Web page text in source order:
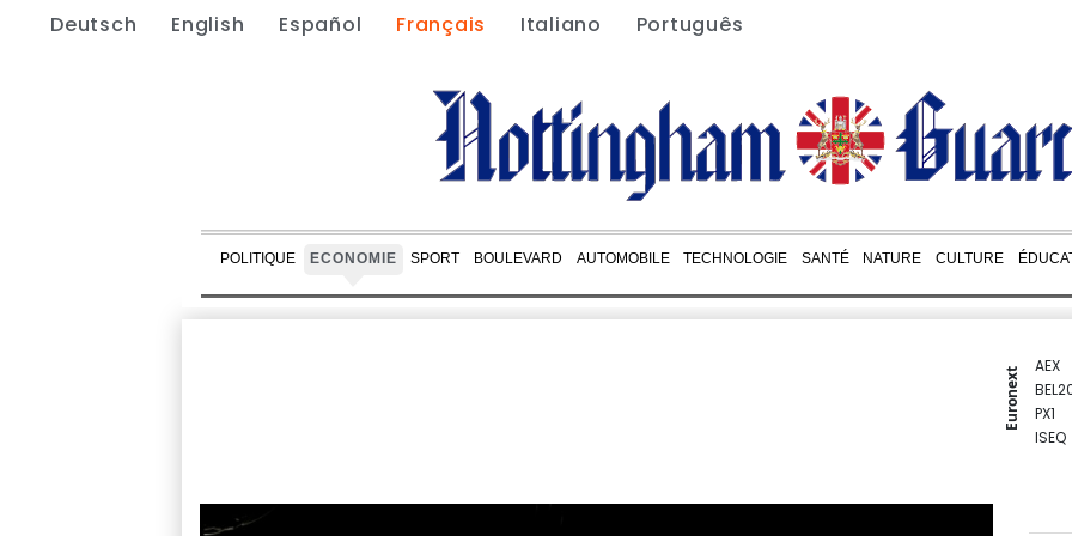
Deutsch English Español Français Italiano Português
POLITIQUE ECONOMIE SPORT BOULEVARD AUTOMOBILE TECHNOLOGIE SANTÉ NATURE CULTURE
Euronext
AEX
PX1
ISEQ